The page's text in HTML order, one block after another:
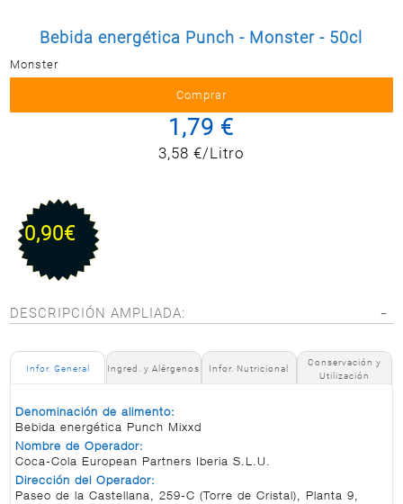
Y HOGAR
BAZAR
ELECTRO
Bebida energética Punch - Monster - 50cl
Monster
1,79 €
3,58 €/Litro
0,90€
DESCRIPCIÓN AMPLIADA:
Infor. General Ingred. y Alérgenos Infor. Nutricional
Conservación y
Utilización
Denominación de alimento:
Bebida energética Punch Mixxd
Nombre de Operador:
Coca-Cola European Partners Iberia S.L.U.
Dirección del Operador:
Paseo de la Castellana, 259-C (Torre de Cristal), Planta 9,